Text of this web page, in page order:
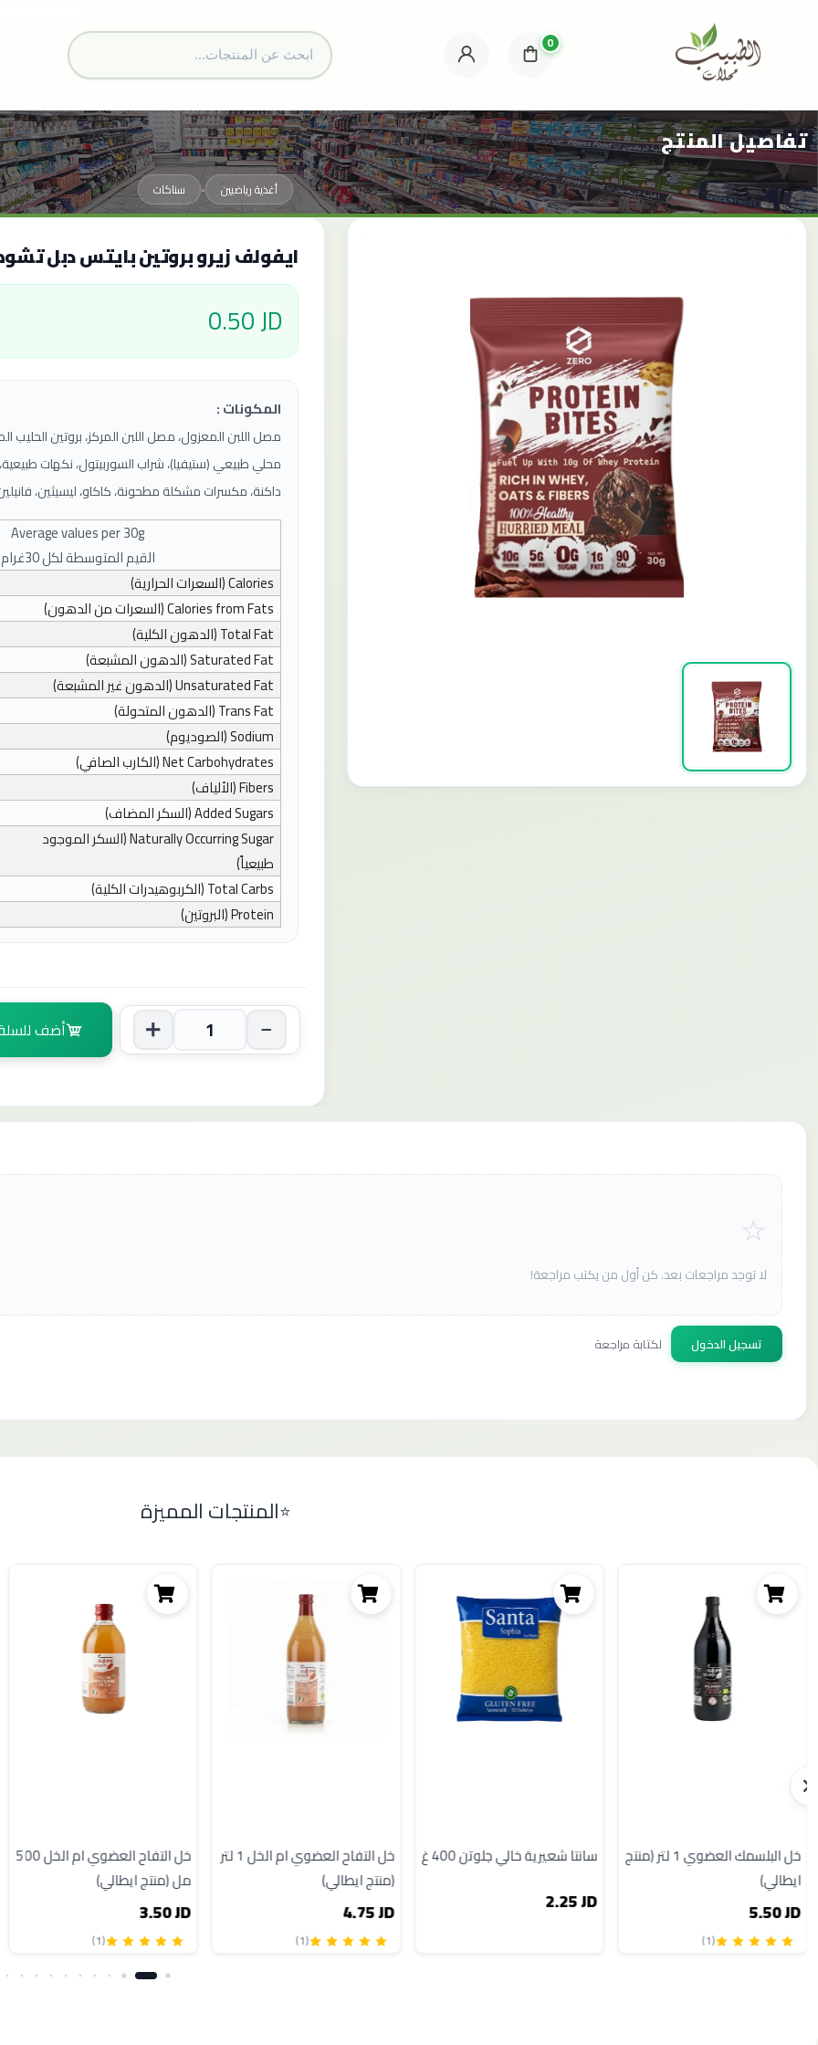
0
تفاصيل المنتج
أغذية رياضيين • سناكات
ايفولف زيرو بروتين بايتس دبل
0.50 JD
المكونات :
مصل اللبن المعزول، مصل اللبن المركز، بروتين الحليب
محلي طبيعي (ستيفيا)، شراب السوربيتول، نكهات
داكنة، مكسرات مشكلة مطحونة، كاكاو، ليسيثين،
Average values ​​per30g
القيم المتوسطة لكل 30غرام
Calories(السعرات الحرارية)
Calories from Fats(السعرات من الدهون)
Total Fat(الدهون الكلية)
Saturated Fat(الدهون المشبعة)
Unsaturated Fat(الدهون غير المشبعة)
Trans Fat(الدهون المتحولة)
Sodium(الصوديوم)
Net Carbohydrates(الكارب الصافي)
Fibers(الألياف)
Added Sugars(السكر المضاف)
Naturally Occurring Sugar(السكر الموجود
طبيعياً)
Total Carbs(الكربوهيدرات الكلية)
Protein(البروتين)
أضف
لا توجد مراجعات بعد. كن أول من يكتب مراجعة!
تسجيل الدخول لكتابة مراجعة
المنتجات المميزة
خل البلسمك العضوي 1 لتر (منتج
ايطالي)
5.50 JD
(1)
سانتا شعيرية خالي جلوتن 400 غ
2.25 JD
خل التفاح العضوي ام الخل 1 لتر
(منتج ايطالي)
4.75 JD
(1)
خل التفاح العضوي ام الخل 500
مل (منتج ايطالي)
3.50 JD
(1)